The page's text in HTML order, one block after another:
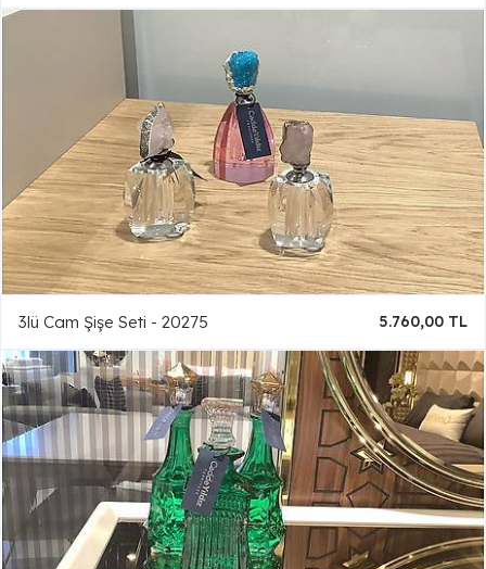
3lü Cam Şişe Seti - 20275 5.760,00 TL